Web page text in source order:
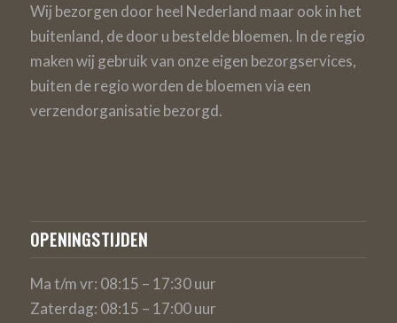
Wij bezorgen door heel Nederland maar ook in het
buitenland, de door u bestelde bloemen. In de regio
maken wij gebruik van onze eigen bezorgservices,
buiten de regio worden de bloemen via een
verzendorganisatie bezorgd.
OPENINGSTIJDEN
Ma t/m vr: 08:15 – 17:30 uur
Zaterdag: 08:15 – 17:00 uur